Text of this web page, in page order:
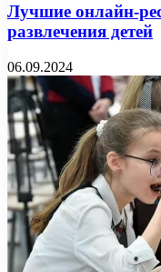
Лучшие онлайн-
развлечения детей
06.09.2024